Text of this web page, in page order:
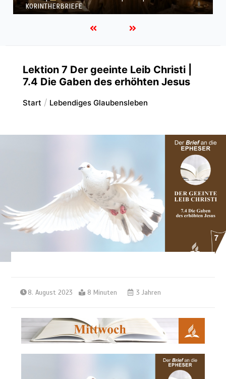
KORINTHERBRIEFE
Lektion 7 Der geeinte Leib Christi |
7.4 Die Gaben des erhöhten Jesus
Start Lebendiges Glaubensleben
8. August 2023 8 Minuten 3 Jahren